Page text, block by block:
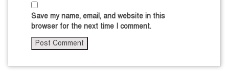
Save my name, email, and website in this
browser for the next time I comment.